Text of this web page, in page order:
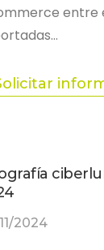
entre
2024